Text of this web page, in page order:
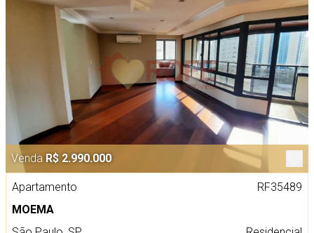
Venda R$ 2.990.000
Apartamento
RF35489
MOEMA